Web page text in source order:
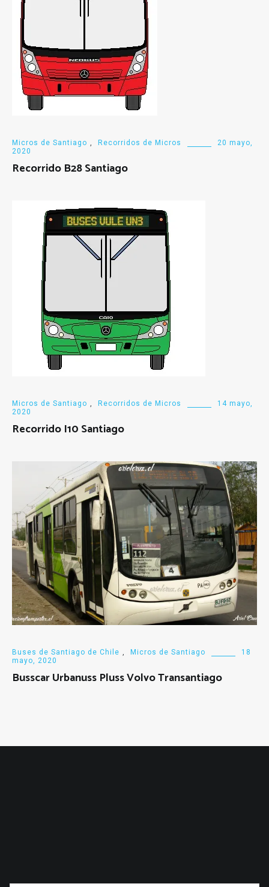
Micros de Santiago Recorridos de Micros
20 mayo,
2020
Recorrido B28 Santiago
Micros de Santiago Recorridos de Micros
14 mayo,
2020
Recorrido I10 Santiago
Buses de Santiago de Chile Micros de Santiago
18
mayo, 2020
Busscar Urbanuss Pluss Volvo Transantiago